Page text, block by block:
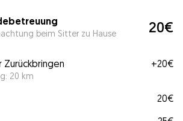
beim Sitter zu Hause 20€
20 km
+20€
20€